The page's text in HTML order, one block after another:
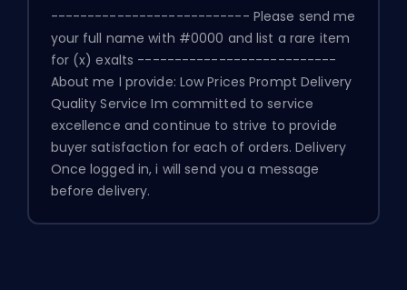
--------------------------- Please send me
your full name with #0000 and list a rare item
for (x) exalts ---------------------------
About me I provide: Low Prices Prompt Delivery
Quality Service Im committed to service
excellence and continue to strive to provide
buyer satisfaction for each of orders. Delivery
Once logged in, i will send you a message
before delivery.